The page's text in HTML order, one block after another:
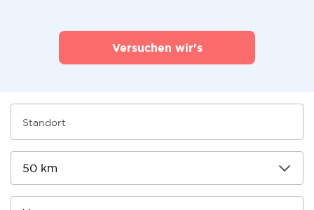
Versuchen wir's